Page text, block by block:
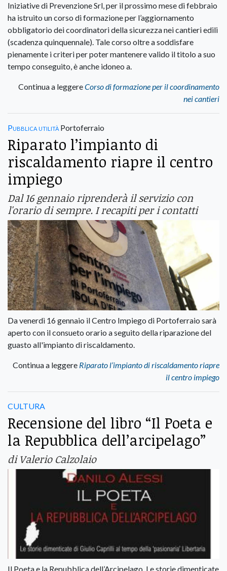
Iniziative di Prevenzione Srl, per il prossimo mese di febbraio
ha istruito un corso di formazione per l’aggiornamento
obbligatorio dei coordinatori della sicurezza nei cantieri edili
(scadenza quinquennale). Tale corso oltre a soddisfare
pienamente i criteri per poter mantenere valido il titolo a suo
tempo conseguito, è anche idoneo a.
Continua a leggereCorso di formazione per il coordinamento
nei cantieri
Pubblica utilità Portoferraio
Riparato l’impianto di
riscaldamento riapre il centro
impiego
Dal 16 gennaio riprenderà il servizio con
l'orario di sempre. I recapiti per i contatti
Da venerdì 16 gennaio il Centro Impiego di Portoferraio sarà
aperto con il consueto orario a seguito della riparazione del
guasto all'impianto di riscaldamento.
Continua a leggere Riparato l’impianto di riscaldamento riapre
il centro impiego
CULTURA
Recensione del libro “Il Poeta e
la Repubblica dell’arcipelago”
di Valerio Calzolaio
Il Poeta e la Repubblica dell’Arcipelago. Le storie dimenticate